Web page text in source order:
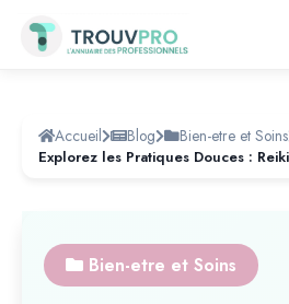
Accueil Blog Bien-etre et Soins
Bien-etre et Soins